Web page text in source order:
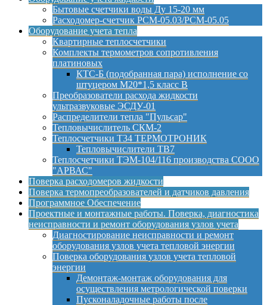
Бытовые счетчики воды Ду 15-20 мм
Расходомер-счетчик РСМ-05.03/РСМ-05.05
Оборудование учета тепла
Квартирные теплосчетчики
Комплекты термометров сопротивления
платиновых
КТС-Б (подобранная пара) исполнение со
штуцером М20*1,5 класс B
Преобразователи расхода жидкости
ультразвуковые ЭСДУ-01
Распределители тепла "Пульсар"
Тепловычислитель СКМ-2
Теплосчетчики Т34 ТЕРМОТРОНИК
Тепловычислители ТВ7
Теплосчетчики ТЭМ-104/116 производства СООО
"АРВАС"
Поверка расходомеров жидкости
Поверка термопреобразователей и датчиков давления
Программное Обеспечение
Проектные и монтажные работы. Поверка, диагностика
неисправности и ремонт оборудования узлов учета
Диагностирование неисправности и ремонт
оборудования узлов учета тепловой энергии
Поверка оборудования узлов учета тепловой
энергии
Демонтаж-монтаж оборудования для
осуществления метрологической поверки
Пусконаладочные работы после